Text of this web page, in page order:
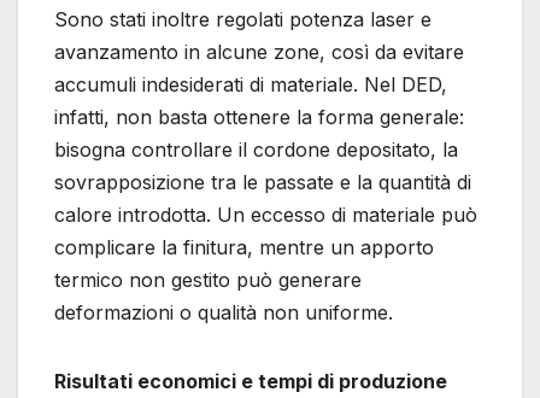
Sono stati inoltre regolati potenza laser e
avanzamento in alcune zone, così da evitare
accumuli indesiderati di materiale. Nel DED,
infatti, non basta ottenere la forma generale:
bisogna controllare il cordone depositato, la
sovrapposizione tra le passate e la quantità di
calore introdotta. Un eccesso di materiale può
complicare la finitura, mentre un apporto
termico non gestito può generare
deformazioni o qualità non uniforme.
Risultati economici e tempi di produzione